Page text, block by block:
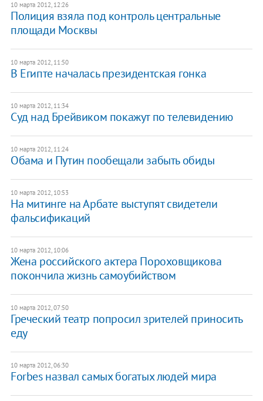
10 марта 2012, 12:26
Полиция взяла под контроль центральные
площади Москвы
10 марта 2012, 11:50
В Египте началась президентская гонка
10 марта 2012, 11:34
Суд над Брейвиком покажут по телевидению
10 марта 2012, 11:24
​Обама и Путин пообещали забыть обиды
10 марта 2012, 10:53
​На митинге на Арбате выступят свидетели
фальсификаций
10 марта 2012, 10:06
​Жена российского актера Пороховщикова
покончила жизнь самоубийством
10 марта 2012, 07:50
Греческий театр попросил зрителей приносить
еду
10 марта 2012, 06:30
Forbes назвал самых богатых людей мира